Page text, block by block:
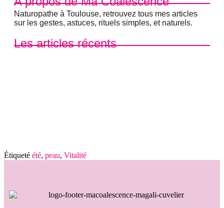
Naturopathe à Toulouse, retrouvez tous mes articles
sur les gestes, astuces, rituels simples, et naturels.
Les articles récents
Étiqueté été, peau, Vitalité